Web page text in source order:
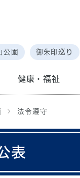
公園 御朱印巡り
健康・福祉
法令遵守
表